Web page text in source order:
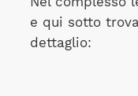
e qui sotto
dettaglio: